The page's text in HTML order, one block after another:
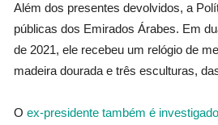
Além dos presentes devolvidos, a
públicas dos Emirados Árabes. Em
de 2021, ele recebeu um relógio de
madeira dourada e três esculturas,
O ex-presidente também é